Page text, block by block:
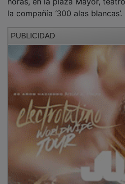
la compañía ‘300 alas blancas’.